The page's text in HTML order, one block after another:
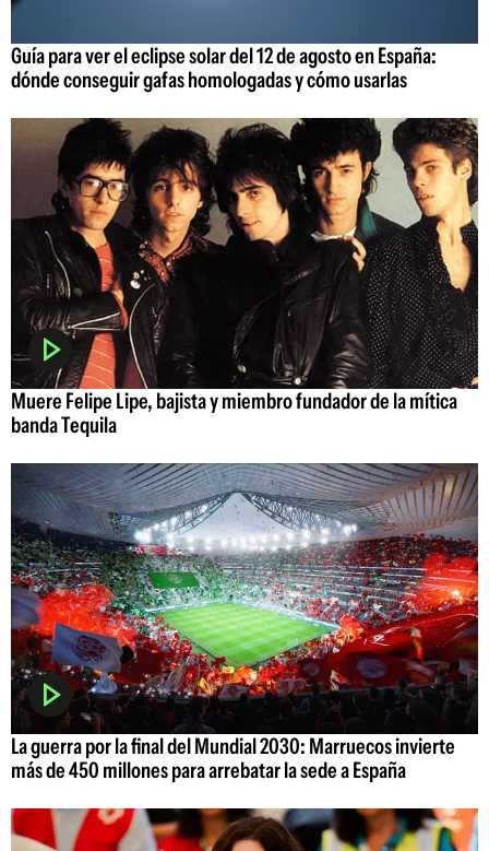
Guía para ver el eclipse solar del 12 de agosto en España:
dónde conseguir gafas homologadas y cómo usarlas
Muere Felipe Lipe, bajista y miembro fundador de la mítica
banda Tequila
La guerra por la final del Mundial 2030: Marruecos invierte
más de 450 millones para arrebatar la sede a España